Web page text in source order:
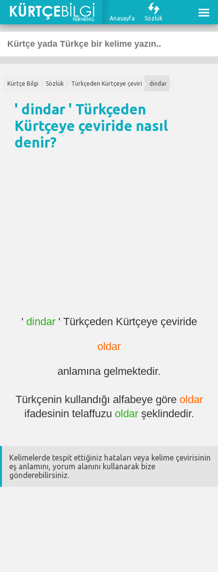
Anasayfa Sözlük
Kürtçe Bilgi Sözlük Türkçeden Kürtçeye çeviri dindar
' dindar ' Türkçeden
Kürtçeye çeviride nasıl
denir?
' dindar' Türkçeden Kürtçeye çeviride
oldar
anlamına gelmektedir.
Türkçenin kullandığı alfabeye göre oldar
ifadesinin telaffuzu oldarşeklindedir.
Kelimelerde tespit ettiğiniz hataları veya kelime çevirisinin
eş anlamını, yorum alanını kullanarak bize
gönderebilirsiniz.